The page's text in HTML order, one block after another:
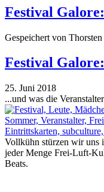
Festival
Gespeichert von
Festival
25. Juni 2018
...und was die
Vollkühn stürzen wir uns
jeder Menge Frei-Luft-
Beats.